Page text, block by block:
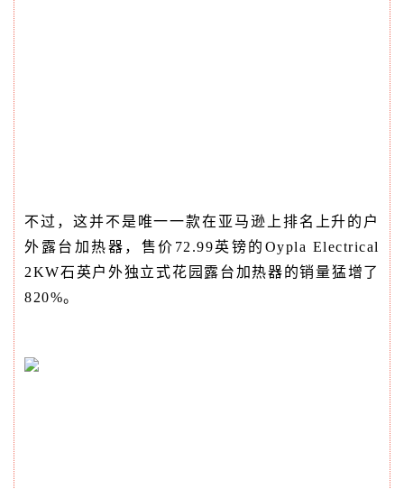
不过，这并不是唯一一款在亚马逊上排名上升的户
外露台加热器，售价72.99英镑的Oypla Electrical
2KW石英户外独立式花园露台加热器的销量猛增了
820%。